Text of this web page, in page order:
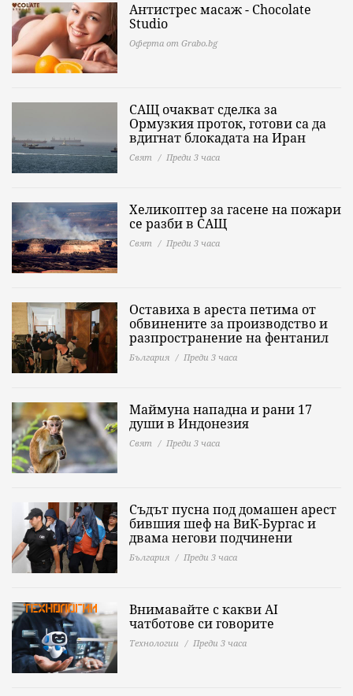
Антистрес масаж - Chocolate
Studio
Оферта от Grabo.bg
САЩ очакват сделка за
Ормузкия проток, готови са да
вдигнат блокадата на Иран
Свят Преди 3 часа
Хеликоптер за гасене на пожари
се разби в САЩ
Свят Преди 3 часа
Оставиха в ареста петима от
обвинените за производство и
разпространение на фентанил
България Преди 3 часа
Маймуна нападна и рани 17
души в Индонезия
Свят Преди 3 часа
Съдът пусна под домашен арест
бившия шеф на ВиК-Бургас и
двама негови подчинени
България Преди 3 часа
Внимавайте с какви AI
чатботове си говорите
Технологии Преди 3 часа